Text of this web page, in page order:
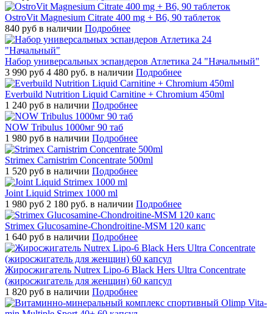
OstroVit Magnesium Citrate 400 mg + B6, 90 таблеток
840 руб в наличии Подробнее
Набор универсальных эспандеров Атлетика 24 "Начальный"
3 990 руб 4 480 руб. в наличии Подробнее
Everbuild Nutrition Liquid Carnitine + Chromium 450ml
1 240 руб в наличии Подробнее
NOW Tribulus 1000мг 90 таб
1 980 руб в наличии Подробнее
Strimex Carnistrim Concentrate 500ml
1 520 руб в наличии Подробнее
Joint Liquid Strimex 1000 ml
1 980 руб 2 180 руб. в наличии Подробнее
Strimex Glucosamine-Chondroitine-MSM 120 капс
1 640 руб в наличии Подробнее
Жиросжигатель Nutrex Lipo-6 Black Hers Ultra Concentrate
(жиросжигатель для женщин) 60 капсул
1 820 руб в наличии Подробнее